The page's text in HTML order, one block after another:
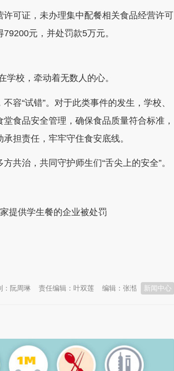
可证，未办理集中配餐相关食品经营许可
元，并处罚款5万元。
校，牵动着无数人的心。
“试错”。对于此类事件的发生，学校、
食品安全管理，确保食品质量符合标准，
担责任，牢牢守住食安底线。
治，共同守护师生们“舌尖上的安全”。
提供学生餐的企业被处罚
新闻中心
编辑：张湉
责任编辑：叶双莲
：阮周琳